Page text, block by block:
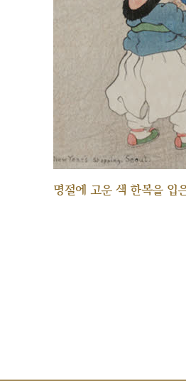
명절에 고운 색 한복을 입